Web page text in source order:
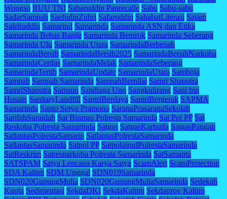
Wongso RUU TNI Sabaruddin Panrecalle Sabu Sabu-sabu
SadarSampah SaefudinZuhri Safaruddin SahabatLiterasi Sajam
Salehuddin Samarind Samarinda Samarinda ASN dan Etika
Samarinda Bebas Banjir Samarinda Bentrok Samarinda Seberang
Samarinda Ulu Samarinda Utara SamarindaBerbenah
SamarindaBersih SamarindaBersih2025 SamarindaBersihNarkoba
SamarindaCerdas SamarindaMelak SamarindaSeberang
SamarindaTertib SamarindaUpdate SamarindaUtara Samboja
Sampah Sampah Samarinda SampahBernilai Samri Shaputra
SamriShaputra Samsun Sandiaga Uno Sangkulirang Sani bin
Husain SanitaryLandfill SantriBerdaya SantriBergerak SAPMA
Samarinda Sapto Setyo Pramono SaranaPrasaranaSekolah
SarifahSuraidah Sat Binmas Polresta Samarinda Sat Pol PP Sat
Reskoba Polresta Samarinda Satgas SatgasKarhutla SatgasPangan
SatlantasPolrestaSamarin SatlantasPolrestaSamarinda
SatlantasSamarinda Satpol PP SatpolairudPolrestaSamarinda
SatReskrim Satresnarkoba Polresta Samarinda SatSamapta
SATSPAM Satya Lencana Karya Satya ScamAlert ScamProtection
SDA Kaltim SDM Unggul SDN019Samarinda
SDN020GunungMulia SDN020GunungMuliaSamarinda Sedekah
Kuota Sedimentasi SekdaDKI SekdaKaltim Sekdaprov Kaltim